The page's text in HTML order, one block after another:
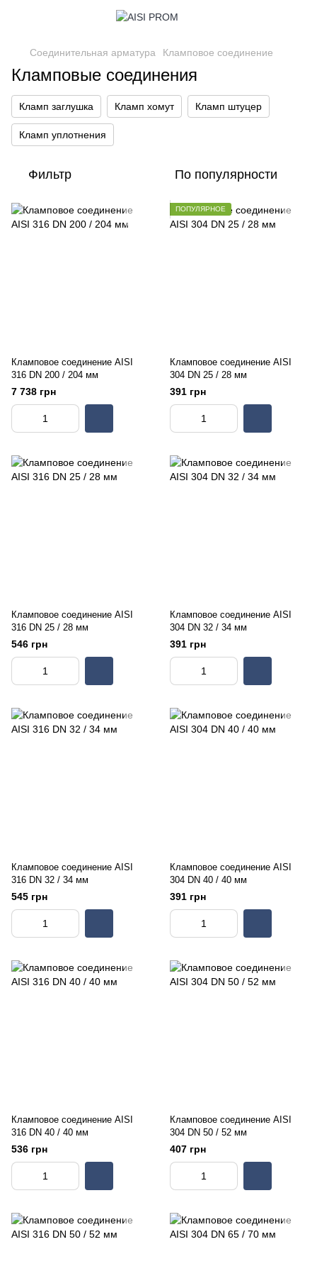
Соединительная арматура Кламповое соединение
Кламповые соединения
Кламп заглушка Кламп хомут Кламп штуцер
Кламп уплотнения
Фильтр По популярности
Кламповое соединение AISI
316 DN 200 / 204 мм
7 738 грн
ПОПУЛЯРНОЕ
Кламповое соединение AISI
304 DN 25 / 28 мм
391 грн
Кламповое соединение AISI
316 DN 25 / 28 мм
546 грн
Кламповое соединение AISI
304 DN 32 / 34 мм
391 грн
Кламповое соединение AISI
316 DN 32 / 34 мм
545 грн
Кламповое соединение AISI
304 DN 40 / 40 мм
391 грн
Кламповое соединение AISI
316 DN 40 / 40 мм
536 грн
Кламповое соединение AISI
304 DN 50 / 52 мм
407 грн